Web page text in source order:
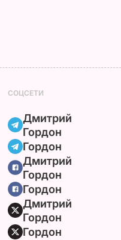
СОЦСЕТИ
Дмитрий
Гордон
Гордон
Дмитрий
Гордон
Гордон
Дмитрий
Гордон
Гордон